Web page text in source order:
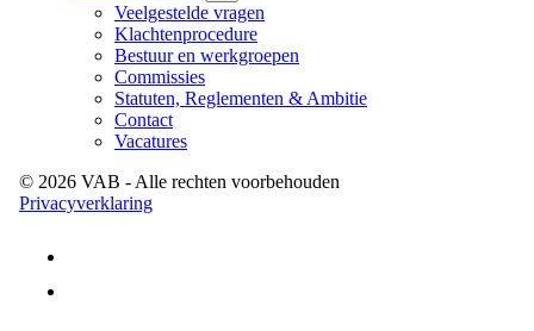
Veelgestelde vragen
Klachtenprocedure
Bestuur en werkgroepen
Commissies
Statuten, Reglementen & Ambitie
Contact
Vacatures
© 2026 VAB - Alle rechten voorbehouden
Privacyverklaring